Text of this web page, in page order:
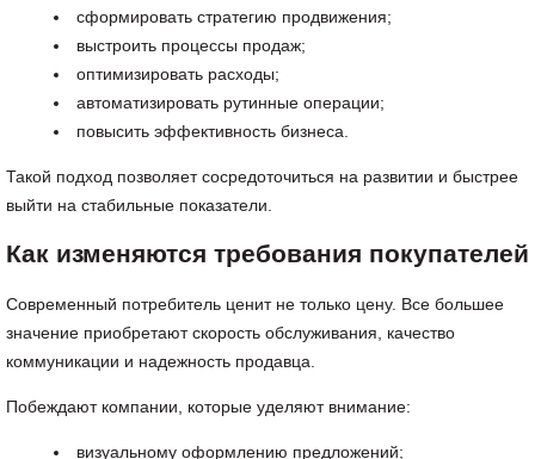
сформировать стратегию продвижения;
выстроить процессы продаж;
оптимизировать расходы;
автоматизировать рутинные операции;
повысить эффективность бизнеса.
Такой подход позволяет сосредоточиться на развитии и быстрее
выйти на стабильные показатели.
Как изменяются требования покупателей
Современный потребитель ценит не только цену. Все большее
значение приобретают скорость обслуживания, качество
коммуникации и надежность продавца.
Побеждают компании, которые уделяют внимание:
визуальному оформлению предложений;